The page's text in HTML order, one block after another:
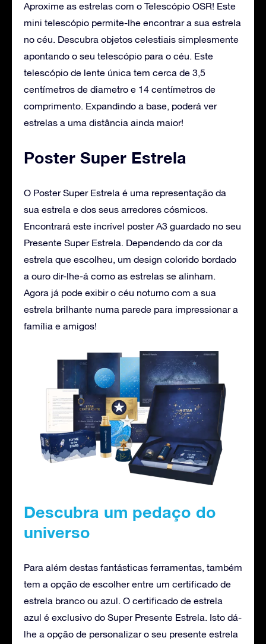
Aproxime as estrelas com o Telescópio OSR! Este
mini telescópio permite-lhe encontrar a sua estrela
no céu. Descubra objetos celestiais simplesmente
apontando o seu telescópio para o céu. Este
telescópio de lente única tem cerca de 3,5
centímetros de diametro e 14 centímetros de
comprimento. Expandindo a base, poderá ver
estrelas a uma distância ainda maior!
Poster Super Estrela
O Poster Super Estrela é uma representação da
sua estrela e dos seus arredores cósmicos.
Encontrará este incrível poster A3 guardado no seu
Presente Super Estrela. Dependendo da cor da
estrela que escolheu, um design colorido bordado
a ouro dir-lhe-á como as estrelas se alinham.
Agora já pode exibir o céu noturno com a sua
estrela brilhante numa parede para impressionar a
família e amigos!
Descubra um pedaço do
universo
Para além destas fantásticas ferramentas, também
tem a opção de escolher entre um certificado de
estrela branco ou azul. O certificado de estrela
azul é exclusivo do Super Presente Estrela. Isto dá-
lhe a opção de personalizar o seu presente estrela